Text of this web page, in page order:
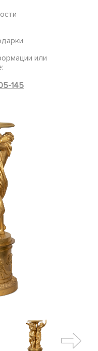
или
145